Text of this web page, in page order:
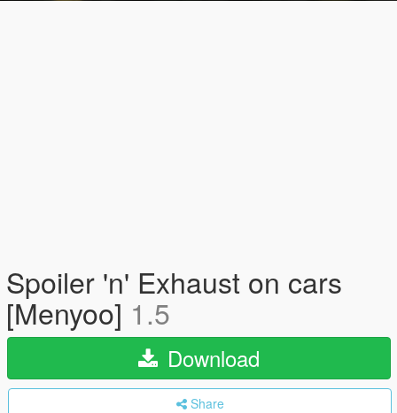
Spoiler 'n' Exhaust on cars
[Menyoo] 1.5
Download
Share